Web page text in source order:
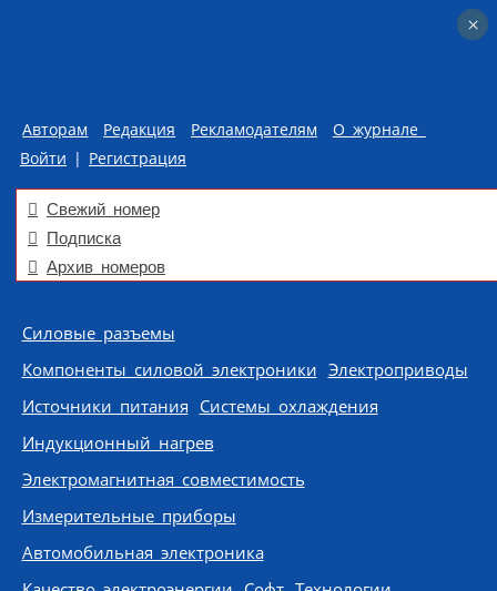
Авторам Редакция Рекламодателям
О журнале
Войти | Регистрация
Свежий номер
Подписка
Архив номеров
Skip to content
Силовые разъемы
Компоненты силовой электроники Электроприводы
Источники питания Системы охлаждения
Индукционный нагрев
Электромагнитная совместимость
Измерительные приборы
Автомобильная электроника
×
×